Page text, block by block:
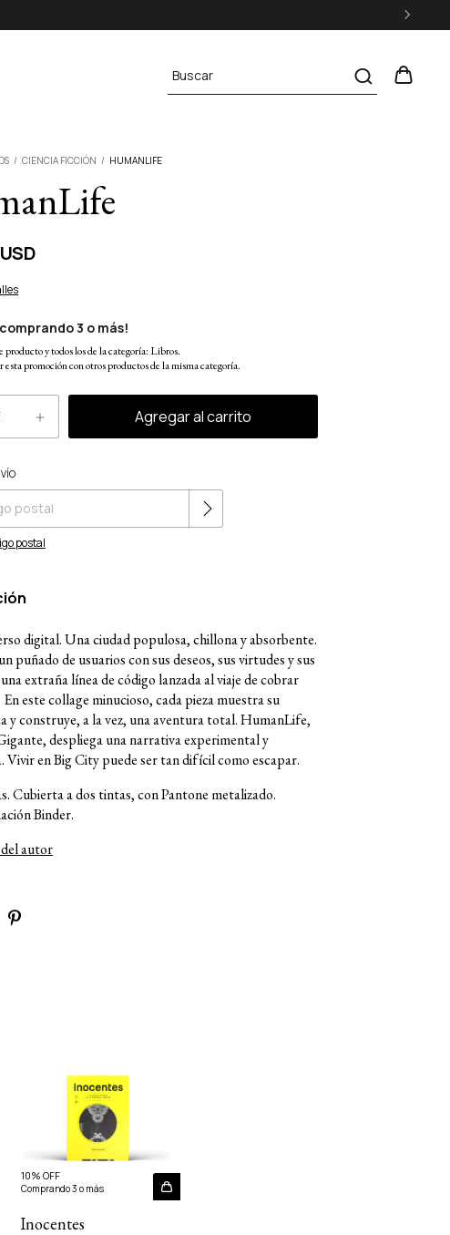
/ CIENCIA FICCIÓN / HUMANLIFE
comprando 3 o más!
producto y todos los de la categoría: Libros.
esta promoción con otros productos de la misma categoría.
el CP:
postal
digital. Una ciudad populosa, chillona y absorbente.
puñado de usuarios con sus deseos, sus virtudes y sus
extraña línea de código lanzada al viaje de cobrar
este collage minucioso, cada pieza muestra su
y construye, a la vez, una aventura total. HumanLife,
despliega una narrativa experimental y
Vivir en Big City puede ser tan difícil como escapar.
Cubierta a dos tintas, con Pantone metalizado.
Binder.
autor
10% OFF
Comprando 3 o más
Inocentes